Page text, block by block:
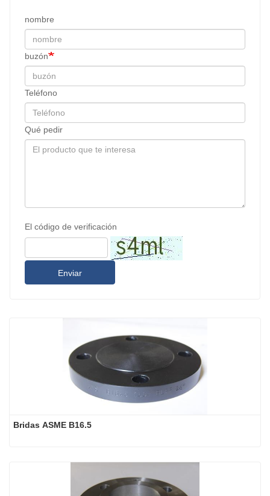
nombre
buzón
Teléfono
Qué pedir
El código de verificación
Enviar
Bridas ASME B16.5